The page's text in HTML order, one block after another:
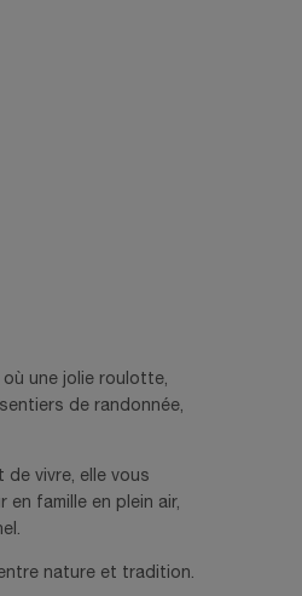
une jolie roulotte,
de randonnée,
de vivre, elle vous
en famille en plein air,
nature et tradition.